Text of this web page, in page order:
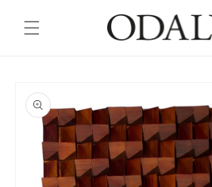
content
product
information